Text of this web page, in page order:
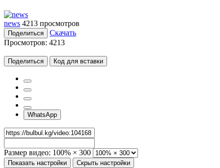
news 4213 просмотров
Поделиться
Скачать
Просмотров: 4213
Поделиться Код для вставки
WhatsApp
Размер видео: 100% × 300
Показать настройки Скрыть настройки